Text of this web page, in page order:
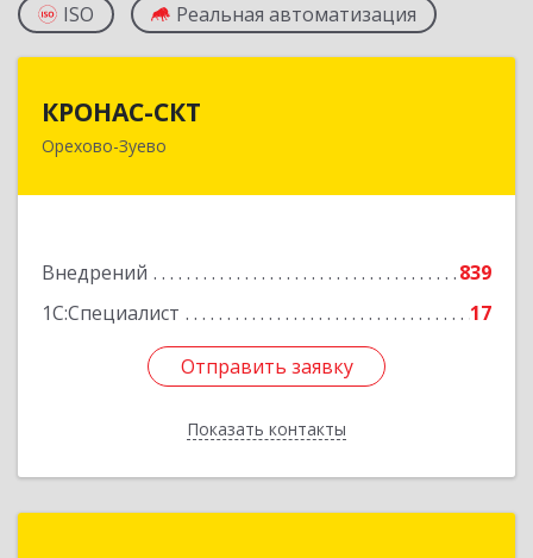
ISO Реальная автоматизация
КРОНАС-СКТ
Орехово-Зуево
Внедрений
839
1С:Специалист
17
Отправить заявку
Показать контакты
142600, Московская обл, Орехово-Зуево г,
Отправить заявку
Назад